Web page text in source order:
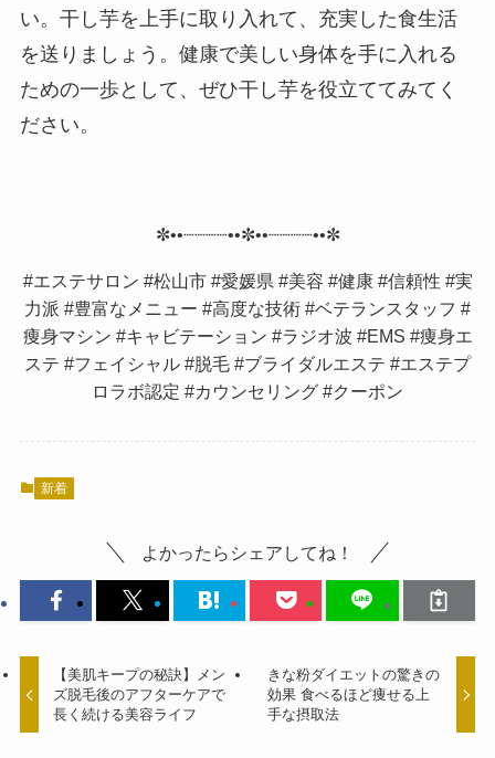
い。干し芋を上手に取り入れて、充実した食生活
を送りましょう。健康で美しい身体を手に入れる
ための一歩として、ぜひ干し芋を役立ててみてく
ださい。
✼••┈┈┈┈••✼••┈┈┈┈••✼
#エステサロン #松山市 #愛媛県 #美容 #健康 #信頼性 #実
力派 #豊富なメニュー #高度な技術 #ベテランスタッフ #
痩身マシン #キャビテーション #ラジオ波 #EMS #痩身エ
ステ #フェイシャル #脱毛 #ブライダルエステ #エステプ
ロラボ認定 #カウンセリング #クーポン
新着
よかったらシェアしてね！
【美肌キープの秘訣】メン
ズ脱毛後のアフターケアで
長く続ける美容ライフ
きな粉ダイエットの驚きの
効果 食べるほど痩せる上
手な摂取法